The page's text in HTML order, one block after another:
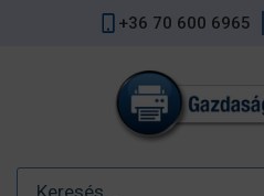
+36 70 600 6965